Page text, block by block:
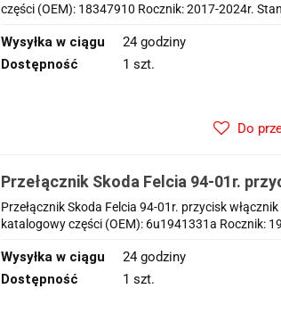
części (OEM): 18347910 Rocznik: 2017-2024r.
Wysyłka w ciągu
24 godziny
Dostępność
1 szt.
Do
Przełącznik Skoda Felcia 94-01r.
świateł EU 6u1941331a
Przełącznik Skoda Felcia 94-01r. przycisk
katalogowy części (OEM): 6u1941331a Rocznik:
Wysyłka w ciągu
24 godziny
Dostępność
1 szt.